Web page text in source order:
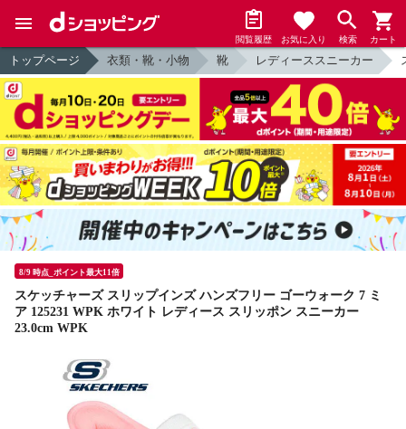
閲覧履歴 お気に入り 検索 カート
トップページ 衣類・靴・小物 靴 レディーススニーカー
8/9 時点_ポイント最大11倍
スケッチャーズ スリップインズ ハンズフリー ゴーウォーク 7 ミ
ア 125231 WPK ホワイト レディース スリッポン スニーカー
23.0cm WPK